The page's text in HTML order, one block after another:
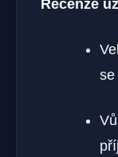
Recenze
se